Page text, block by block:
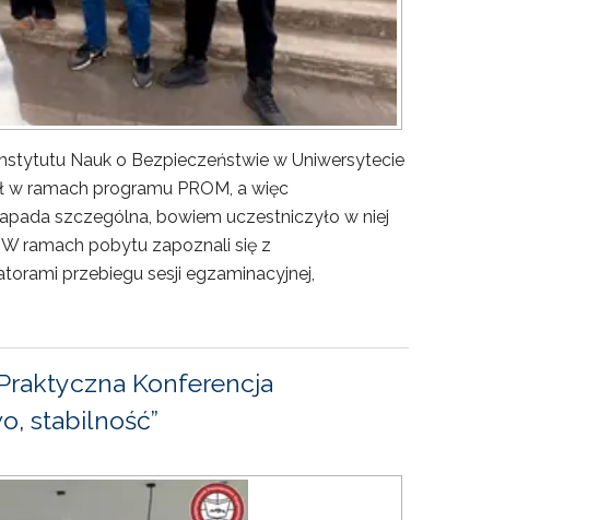
Nauk o Bezpieczeństwie w Uniwersytecie
w ramach programu PROM, a więc
szczególna, bowiem uczestniczyło w niej
ramach pobytu zapoznali się z
przebiegu sesji egzaminacyjnej,
Konferencja
stabilność”